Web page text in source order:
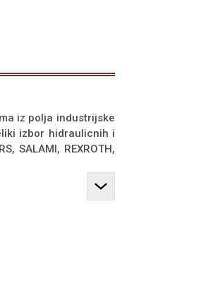
iz polja industrijske
izbor hidraulicnih i
SALAMI, REXROTH,